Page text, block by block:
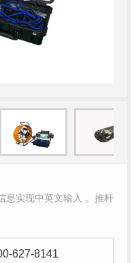
息实现中英文输入 。推杆
627-8141